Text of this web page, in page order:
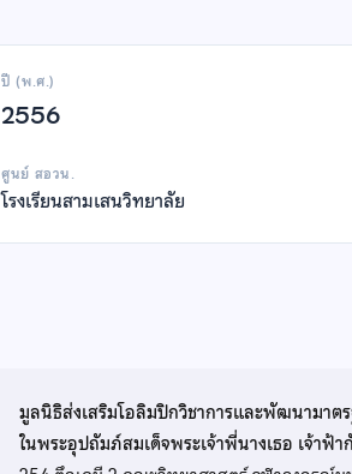
ปี (พ.ศ.)
2556
ศูนย์ สอวน.
โรงเรียนสามเสนวิทยาลัย
มูลนิธิส่งเสริมโอลิมปิกวิชาการและพัฒนามาต
ในพระอุปถัมภ์สมเด็จพระเจ้าพี่นางเธอ เจ้า